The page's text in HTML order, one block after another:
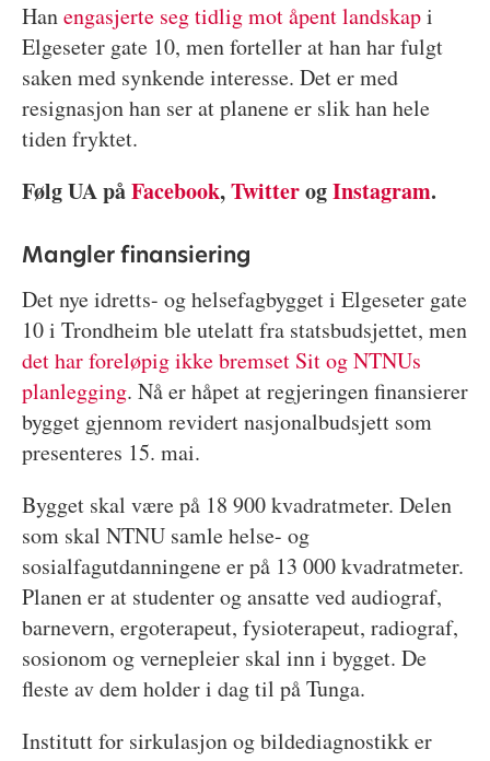
Hanengasjerte seg tidlig mot åpent landskapi
Elgeseter gate 10, men forteller at han har fulgt
saken med synkende interesse. Det er med
resignasjon han ser at planene er slik han hele
tiden fryktet.
Følg UA påFacebook,TwitterogInstagram.
Mangler finansiering
Det nye idretts- og helsefagbygget i Elgeseter gate
10 i Trondheim ble utelatt fra statsbudsjettet, men
det har foreløpig ikke bremset Sit og NTNUs
planlegging. Nå er håpet at regjeringen finansierer
bygget gjennom revidert nasjonalbudsjett som
presenteres 15. mai.
Bygget skal være på 18 900 kvadratmeter. Delen
som skal NTNU samle helse- og
sosialfagutdanningene er på 13 000 kvadratmeter.
Planen er at studenter og ansatte ved audiograf,
barnevern, ergoterapeut, fysioterapeut, radiograf,
sosionom og vernepleier skal inn i bygget. De
fleste av dem holder i dag til på Tunga.
Institutt for sirkulasjon og bildediagnostikk er